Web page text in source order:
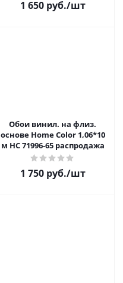
1 650 руб./шт
Обои винил. на флиз.
основе Home Color 1,06*10
м НС 71996-65 распродажа
1 750 руб./шт